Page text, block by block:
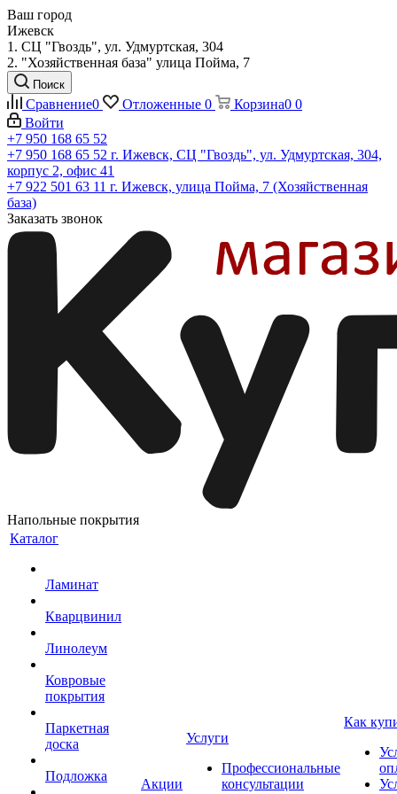
Ваш город
Ижевск
1. СЦ "Гвоздь", ул. Удмуртская, 304
2. "Хозяйственная база" улица Пойма, 7
Поиск
Сравнение0 Отложенные 0 Корзина0 0
Войти
+7 950 168 65 52
+7 950 168 65 52 г. Ижевск, СЦ "Гвоздь", ул. Удмуртская, 304,
корпус 2, офис 41
+7 922 501 63 11 г. Ижевск, улица Пойма, 7 (Хозяйственная
база)
Заказать звонок
Напольные покрытия
Каталог
Ламинат
Кварцвинил
Линолеум
Ковровые
покрытия
Паркетная
доска
Подложка
Акции
Услуги
Профессиональные
консультации
Как